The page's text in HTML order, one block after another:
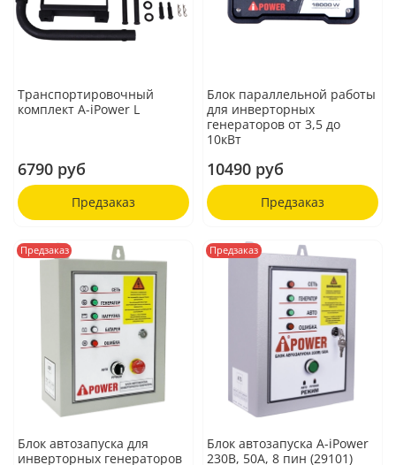
Транспортировочный
комплект A-iPower L
6790 руб
Предзаказ
Блок параллельной работы
для инверторных
генераторов от 3,5 до
10кВт
10490 руб
Предзаказ
Предзаказ
Блок автозапуска для
инверторных генераторов
Предзаказ
Блок автозапуска A-iPower
230В, 50А, 8 пин (29101)